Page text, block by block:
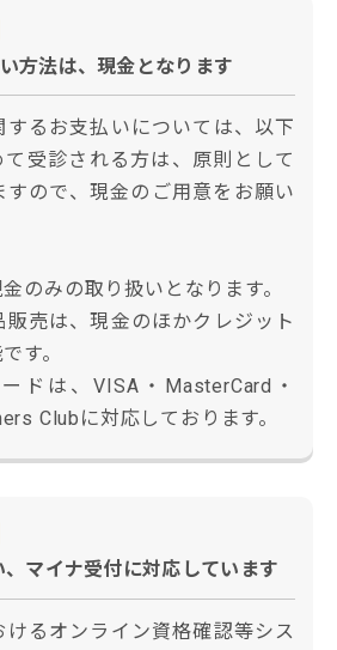
方法は、現金となります
するお支払いについては、以下
て受診される方は、原則として
ので、現金のご用意をお願い
のみの取り扱いとなります。
販売は、現金のほかクレジット
す。
ドは、VISA・MasterCard・
Clubに対応しております。
マイナ受付に対応しています
るオンライン資格確認等シス